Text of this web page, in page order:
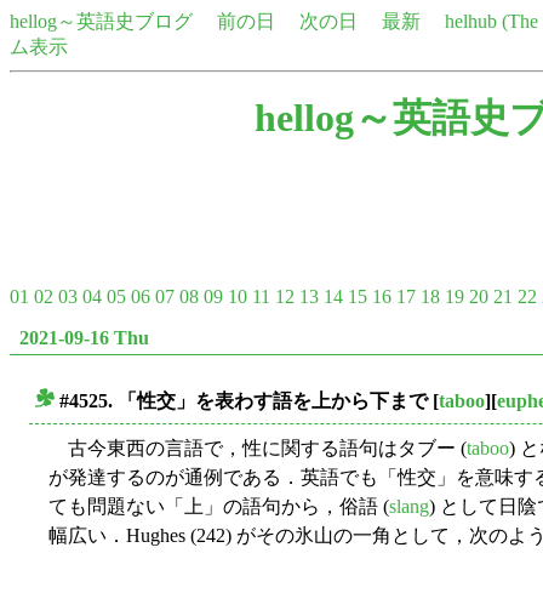
hellog～英語史ブログ 前の日 次の日 最新
helhub
ム表示
hellog～英語史
01 02 03 04 05 06 07 08 09 10 11 12 13 14 15 16 17 18 19 20 21 22
2021-09-16 Thu
#4525. 「性交」を表わす語を上から下まで[taboo][
古今東西の言語で，性に関する語句はタブー (taboo)
が発達するのが通例である．英語でも「性交」を意味
ても問題ない「上」の語句から，俗語 (slang) として日
幅広い．Hughes (242) がその氷山の一角として，次のよ